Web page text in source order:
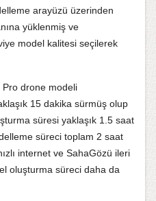
arayüzü üzerinden
yüklenmiş ve
model kalitesi seçilerek
Pro drone modeli
15 dakika sürmüş olup
süresi yaklaşık 1.5 saat
süreci toplam 2 saat
internet ve SahaGözü ileri
oluşturma süreci daha da